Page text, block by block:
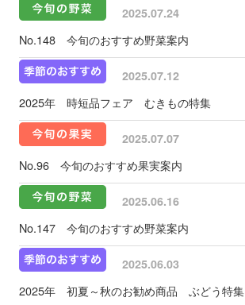
2025.07.24
No.148 今旬のおすすめ野菜案内
2025.07.12
2025年 時短品フェア むきもの特集
2025.07.07
No.96 今旬のおすすめ果実案内
2025.06.16
No.147 今旬のおすすめ野菜案内
2025.06.03
2025年 初夏～秋のお勧め商品 ぶどう特集